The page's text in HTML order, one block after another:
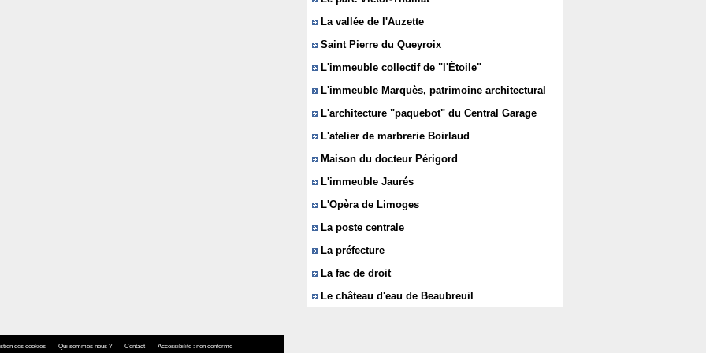
La vallée de l'Auzette
Saint Pierre du Queyroix
L'immeuble collectif de "l'Étoile"
L'immeuble Marquès, patrimoine architectural
L'architecture "paquebot" du Central Garage
L'atelier de marbrerie Boirlaud
Maison du docteur Périgord
L'immeuble Jaurés
L'Opèra de Limoges
La poste centrale
La préfecture
La fac de droit
Le château d'eau de Beaubreuil
des cookies Qui sommes nous ? Contact Accessibilité : non conforme